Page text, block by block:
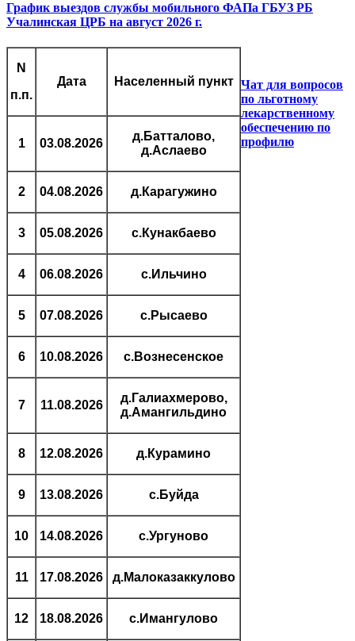
График выездов службы мобильного ФАПа ГБУЗ РБ
Учалинская ЦРБ на август 2026 г.
N
п.п.
Дата Населенный пункт
1 03.08.2026
д.Батталово,
д.Аслаево
2 04.08.2026 д.Карагужино
3 05.08.2026 с.Кунакбаево
4 06.08.2026 с.Ильчино
5 07.08.2026 с.Рысаево
6 10.08.2026 с.Вознесенское
7 11.08.2026
д.Галиахмерово,
д.Амангильдино
8 12.08.2026 д.Курамино
9 13.08.2026 с.Буйда
10 14.08.2026 с.Ургуново
11 17.08.2026 д.Малоказаккулово
12 18.08.2026 с.Имангулово
Чат для вопросов
по льготному
лекарственному
обеспечению по
профилю